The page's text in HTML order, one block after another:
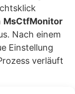
MsCtfMonitor
Nach einem
Einstellung
verläuft